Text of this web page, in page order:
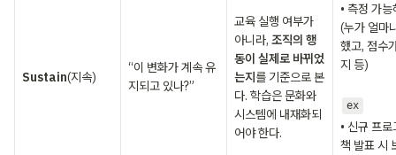
Sustain(지속)
“이 변화가 계속 유
지되고 있나?”
교육 실행 여부가
아니라, 조직의 행
동이 실제로 바뀌었
는지를 기준으로 본
다. 학습은 문화와
시스템에 내재화되
어야 한다.
• 측정 가
(누가 얼마
했고, 점수
지 등)
ex
• 신규 프
책 발표 시